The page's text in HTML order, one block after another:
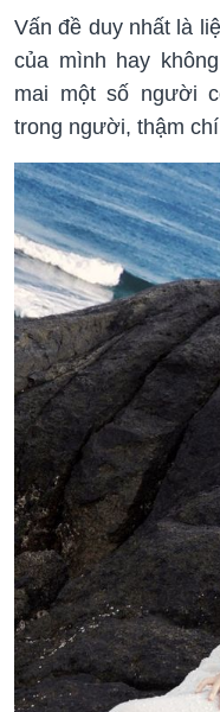
Vấn đề duy nhất là
của mình hay
mai một số người
trong người, thậm